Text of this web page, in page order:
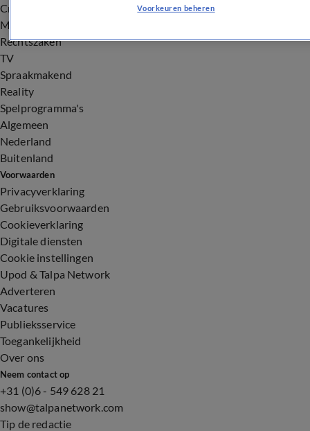
Crime
Misdaad
Rechtszaken
TV
Spraakmakend
Reality
Spelprogramma's
Algemeen
Nederland
Buitenland
Voorwaarden
Privacyverklaring
Gebruiksvoorwaarden
Cookieverklaring
Digitale diensten
Cookie instellingen
Upod & Talpa Network
Adverteren
Vacatures
Publieksservice
Toegankelijkheid
Over ons
Neem contact op
+31 (0)6 - 549 628 21
show@talpanetwork.com
Tip de redactie
Voorkeuren beheren